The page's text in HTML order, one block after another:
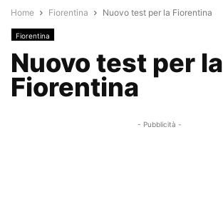
Home Fiorentina Nuovo test per la Fiorentina
Fiorentina
Nuovo test per la
Fiorentina
- Pubblicità -